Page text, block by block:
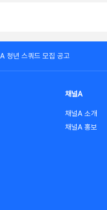
청년 스쿼드 모집 공고
채널A
채널A 소개
채널A 홍보